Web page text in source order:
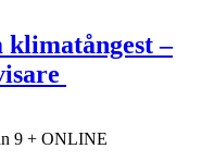
–
9 + ONLINE